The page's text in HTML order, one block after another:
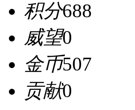
积分688
威望0
金币507
贡献0